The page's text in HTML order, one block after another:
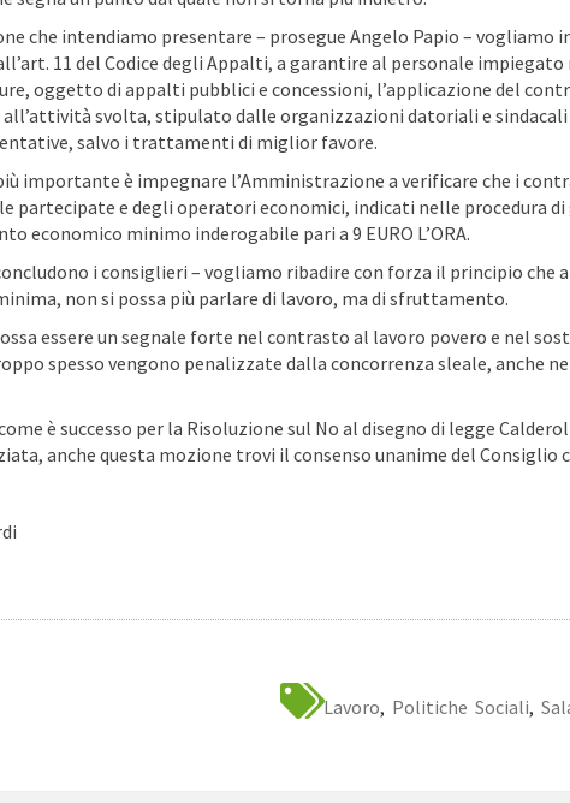
che intendiamo presentare – prosegue Angelo Papio – vogliamo
11 del Codice degli Appalti, a garantire al personale impiegato
oggetto di appalti pubblici e concessioni, l’applicazione del
svolta, stipulato dalle organizzazioni datoriali e sindacali
salvo i trattamenti di miglior favore.
importante è impegnare l’Amministrazione a verificare che i
partecipate e degli operatori economici, indicati nelle procedura di
economico minimo inderogabile pari a 9 EURO L’ORA.
i consiglieri – vogliamo ribadire con forza il principio che
non si possa più parlare di lavoro, ma di sfruttamento.
essere un segnale forte nel contrasto al lavoro povero e nel
spesso vengono penalizzate dalla concorrenza sleale, anche
è successo per la Risoluzione sul No al disegno di legge
anche questa mozione trovi il consenso unanime del Consiglio
Lavoro, Politiche Sociali,